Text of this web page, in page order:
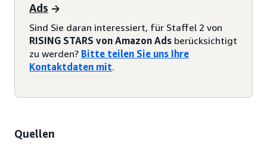
Ads
Sind Sie daran interessiert, für Staffel 2 von
RISING STARS von Amazon Ads berücksichtigt
zu werden? Bitte teilen Sie uns Ihre
Kontaktdaten mit.
Quellen